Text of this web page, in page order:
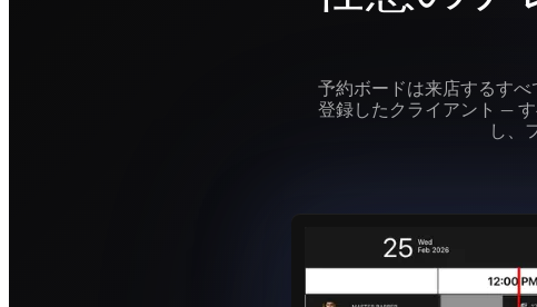
予約ボードは来店するす
登録したクライアント —
し、